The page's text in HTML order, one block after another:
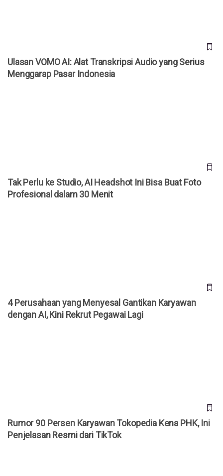
Ulasan VOMO AI: Alat Transkripsi Audio yang Serius
Menggarap Pasar Indonesia
Tak Perlu ke Studio, AI Headshot Ini Bisa Buat Foto
Profesional dalam 30 Menit
4 Perusahaan yang Menyesal Gantikan Karyawan
dengan AI, Kini Rekrut Pegawai Lagi
Rumor 90 Persen Karyawan Tokopedia Kena PHK, Ini
Penjelasan Resmi dari TikTok